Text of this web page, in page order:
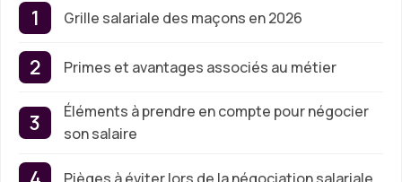
Grille salariale des maçons en 2026
Primes et avantages associés au métier
Éléments à prendre en compte pour négocier
son salaire